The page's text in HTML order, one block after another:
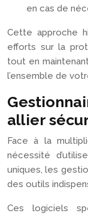
en cas de
Cette approche
efforts sur la
tout en
l’ensemble de
allier
Face à la
nécessité
uniques, les
des outils
Ces logiciels